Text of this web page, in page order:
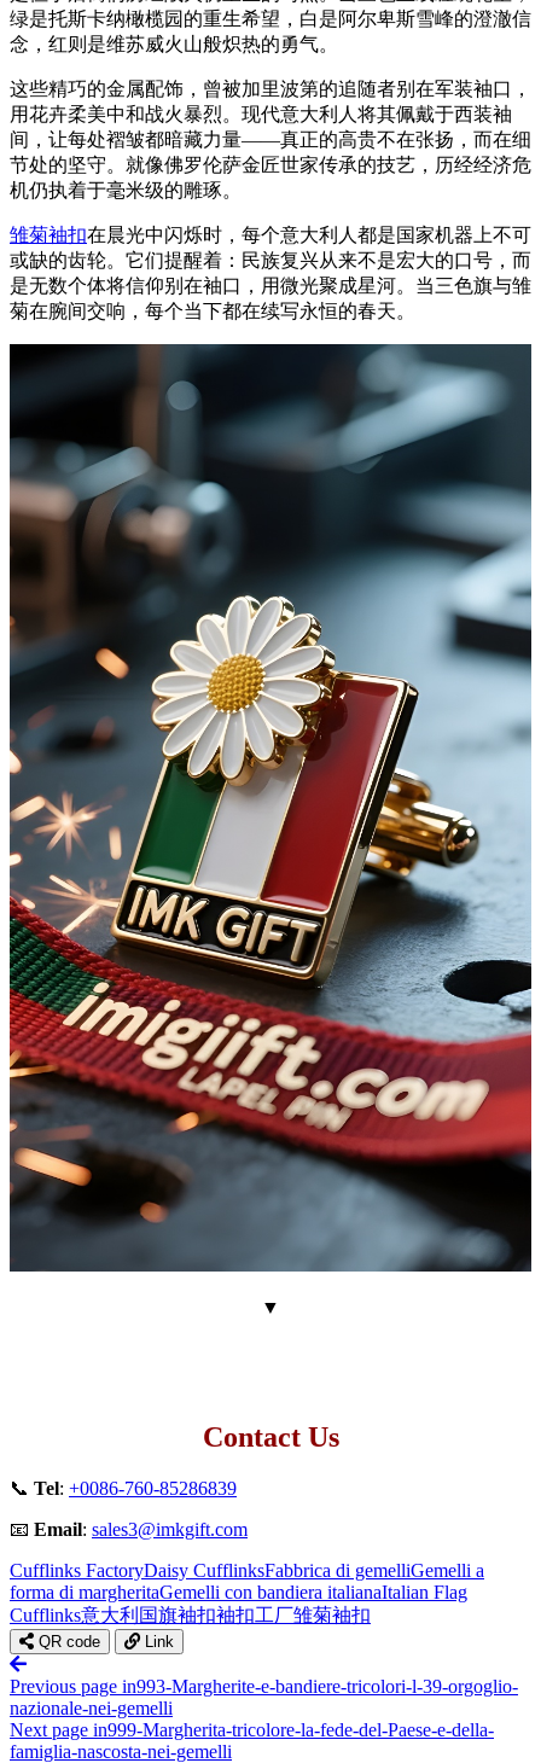
绿是托斯卡纳橄榄园的重生希望，白是阿尔卑斯雪峰的澄澈信
念，红则是维苏威火山般炽热的勇气。
这些精巧的金属配饰，曾被加里波第的追随者别在军装袖口，
用花卉柔美中和战火暴烈。现代意大利人将其佩戴于西装袖
间，让每处褶皱都暗藏力量——真正的高贵不在张扬，而在细
节处的坚守。就像佛罗伦萨金匠世家传承的技艺，历经经济危
机仍执着于毫米级的雕琢。
雏菊袖扣在晨光中闪烁时，每个意大利人都是国家机器上不可
或缺的齿轮。它们提醒着：民族复兴从来不是宏大的口号，而
是无数个体将信仰别在袖口，用微光聚成星河。当三色旗与雏
菊在腕间交响，每个当下都在续写永恒的春天。
▼
Contact Us
📞 Tel: +0086-760-85286839
📧 Email: sales3@imkgift.com
Cufflinks FactoryDaisy CufflinksFabbrica di gemelliGemelli a
forma di margheritaGemelli con bandiera italianaItalian Flag
Cufflinks意大利国旗袖扣袖扣工厂雏菊袖扣
QR code Link
Previous page in993-Margherite-e-bandiere-tricolori-l-39-orgoglio-
nazionale-nei-gemelli
Next page in999-Margherita-tricolore-la-fede-del-Paese-e-della-
famiglia-nascosta-nei-gemelli